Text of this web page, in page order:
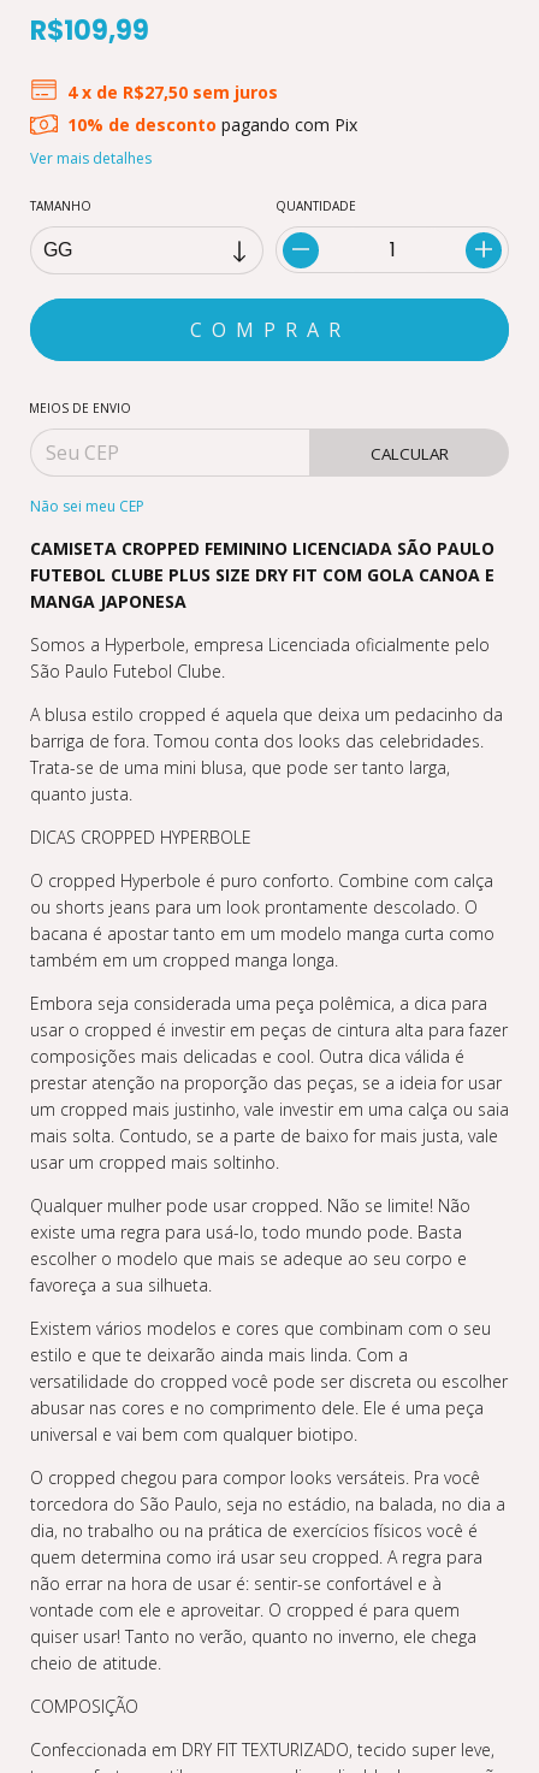
R$109,99
4 x de R$27,50 sem juros
10% de desconto pagando com Pix
Ver mais detalhes
TAMANHO QUANTIDADE
MEIOS DE ENVIO
CALCULAR
Não sei meu CEP
CAMISETA CROPPED FEMININO LICENCIADA SÃO PAULO
FUTEBOL CLUBE PLUS SIZE DRY FIT COM GOLA CANOA E
MANGA JAPONESA
Somos a Hyperbole, empresa Licenciada oficialmente pelo
São Paulo Futebol Clube.
A blusa estilo cropped é aquela que deixa um pedacinho da
barriga de fora. Tomou conta dos looks das celebridades.
Trata-se de uma mini blusa, que pode ser tanto larga,
quanto justa.
DICAS CROPPED HYPERBOLE
O cropped Hyperbole é puro conforto. Combine com calça
ou shorts jeans para um look prontamente descolado. O
bacana é apostar tanto em um modelo manga curta como
também em um cropped manga longa.
Embora seja considerada uma peça polêmica, a dica para
usar o cropped é investir em peças de cintura alta para fazer
composições mais delicadas e cool. Outra dica válida é
prestar atenção na proporção das peças, se a ideia for usar
um cropped mais justinho, vale investir em uma calça ou saia
mais solta. Contudo, se a parte de baixo for mais justa, vale
usar um cropped mais soltinho.
Qualquer mulher pode usar cropped. Não se limite! Não
existe uma regra para usá-lo, todo mundo pode. Basta
escolher o modelo que mais se adeque ao seu corpo e
favoreça a sua silhueta.
Existem vários modelos e cores que combinam com o seu
estilo e que te deixarão ainda mais linda. Com a
versatilidade do cropped você pode ser discreta ou escolher
abusar nas cores e no comprimento dele. Ele é uma peça
universal e vai bem com qualquer biotipo.
O cropped chegou para compor looks versáteis. Pra você
torcedora do São Paulo, seja no estádio, na balada, no dia a
dia, no trabalho ou na prática de exercícios físicos você é
quem determina como irá usar seu cropped. A regra para
não errar na hora de usar é: sentir-se confortável e à
vontade com ele e aproveitar. O cropped é para quem
quiser usar! Tanto no verão, quanto no inverno, ele chega
cheio de atitude.
COMPOSIÇÃO
Confeccionada em DRY FIT TEXTURIZADO, tecido super leve,